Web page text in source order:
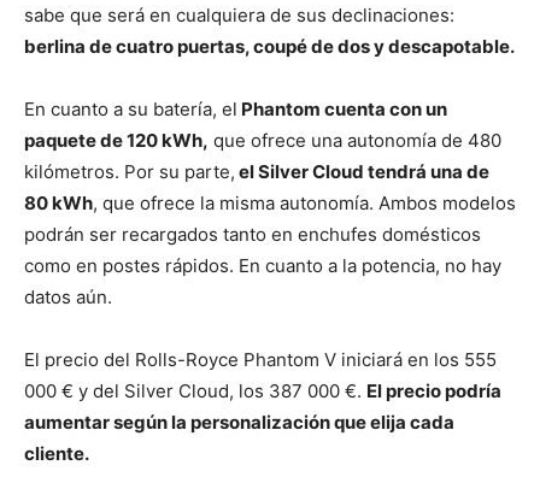
sabe que será en cualquiera de sus declinaciones:
berlina de cuatro puertas, coupé de dos y descapotable.
En cuanto a su batería, el Phantom cuenta con un
paquete de 120 kWh, que ofrece una autonomía de 480
kilómetros. Por su parte, el Silver Cloud tendrá una de
80 kWh, que ofrece la misma autonomía. Ambos modelos
podrán ser recargados tanto en enchufes domésticos
como en postes rápidos. En cuanto a la potencia, no hay
datos aún.
El precio del Rolls-Royce Phantom V iniciará en los 555
000 € y del Silver Cloud, los 387 000 €. El precio podría
aumentar según la personalización que elija cada
cliente.